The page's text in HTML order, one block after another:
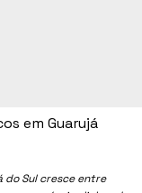
do Sul cresce entre
em Guarujá